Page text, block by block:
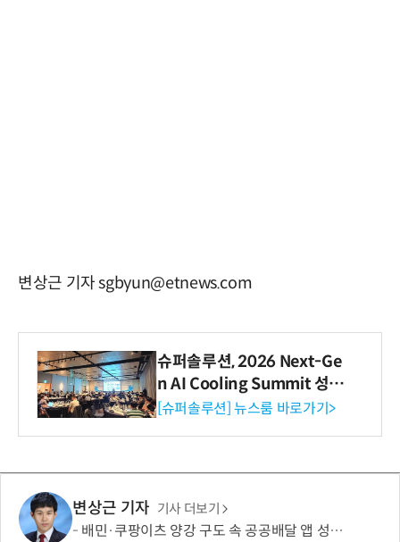
변상근 기자 sgbyun@etnews.com
슈퍼솔루션, 2026 Next-Ge
n AI Cooling Summit 성황
리 성료
[슈퍼솔루션] 뉴스룸 바로가기>
변상근 기자 기사 더보기
배민·쿠팡이츠 양강 구도 속 공공배달 앱 성장 정체…경쟁 활성화 방안은?